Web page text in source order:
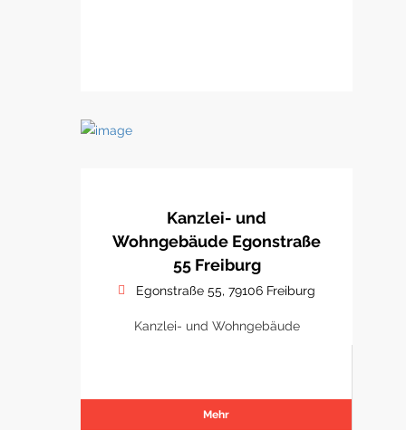
Kanzlei- und
Wohngebäude Egonstraße
55 Freiburg
Egonstraße 55, 79106 Freiburg
Kanzlei- und Wohngebäude
Mehr